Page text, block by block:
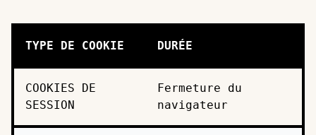
TYPE DE COOKIE DURÉE
COOKIES DE
SESSION
Fermeture du
navigateur